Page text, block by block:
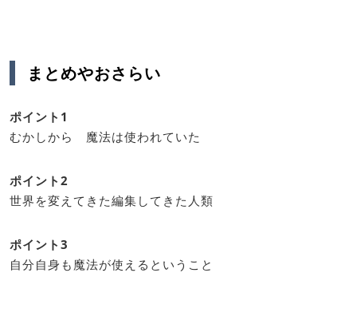
まとめやおさらい
ポイント1
むかしから 魔法は使われていた
ポイント2
世界を変えてきた編集してきた人類
ポイント3
自分自身も魔法が使えるということ